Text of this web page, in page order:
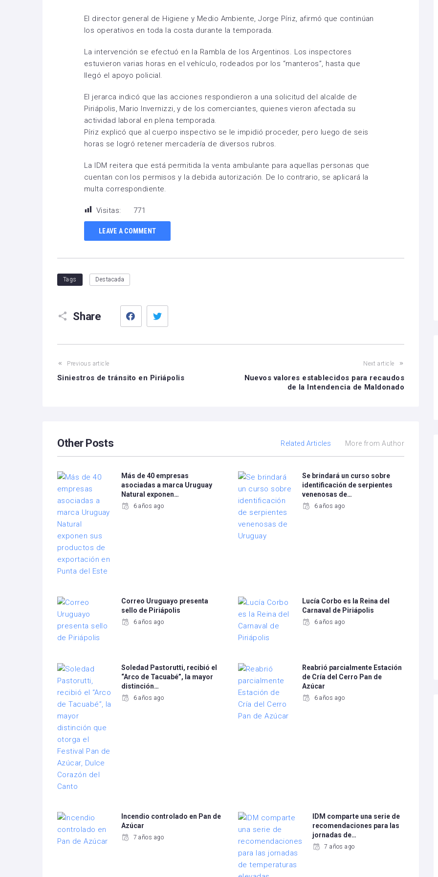
El director general de Higiene y Medio Ambiente, Jorge Píriz, afirmó que continúan
los operativos en toda la costa durante la temporada.
La intervención se efectuó en la Rambla de los Argentinos. Los inspectores
estuvieron varias horas en el vehículo, rodeados por los “manteros”, hasta que
llegó el apoyo policial.
El jerarca indicó que las acciones respondieron a una solicitud del alcalde de
Piriápolis, Mario Invernizzi, y de los comerciantes, quienes vieron afectada su
actividad laboral en plena temporada.
Píriz explicó que al cuerpo inspectivo se le impidió proceder, pero luego de seis
horas se logró retener mercadería de diversos rubros.
La IDM reitera que está permitida la venta ambulante para aquellas personas que
cuentan con los permisos y la debida autorización. De lo contrario, se aplicará la
multa correspondiente.
Visitas: 771
LEAVE A COMMENT
Tags Destacada
Share
Facebook
Previous article
Siniestros de tránsito en Piriápolis
Next article
Nuevos valores establecidos para recaudos
de la Intendencia de Maldonado
Other Posts Related Articles More from Author
Más de 40 empresas
asociadas a marca Uruguay
Natural exponen…
6 años ago
Se brindará un curso sobre
identificación de serpientes
venenosas de…
6 años ago
Correo Uruguayo presenta
sello de Piriápolis
6 años ago
Lucía Corbo es la Reina del
Carnaval de Piriápolis
6 años ago
Soledad Pastorutti, recibió el
“Arco de Tacuabé”, la mayor
distinción…
6 años ago
Reabrió parcialmente Estación
de Cría del Cerro Pan de
Azúcar
6 años ago
Incendio controlado en Pan de
Azúcar
7 años ago
IDM comparte una serie de
recomendaciones para las
jornadas de…
7 años ago